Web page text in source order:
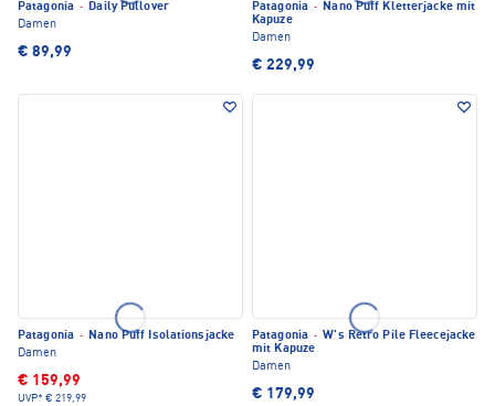
Patagonia · Daily Pullover
Damen
€ 89,99
Patagonia · Nano Puff Kletterjacke mit
Kapuze
Damen
€ 229,99
Patagonia · Nano Puff Isolationsjacke
Damen
€ 159,99
UVP* € 219,99
Patagonia · W's Retro Pile Fleecejacke
mit Kapuze
Damen
€ 179,99